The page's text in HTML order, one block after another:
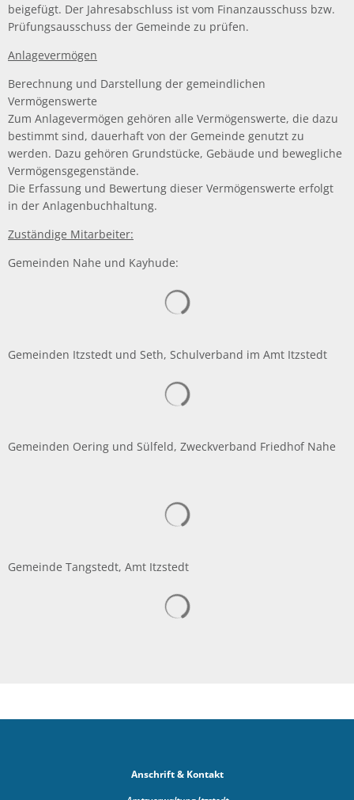
beigefügt. Der Jahresabschluss ist vom Finanzausschuss bzw.
Prüfungsausschuss der Gemeinde zu prüfen.
Anlagevermögen
Berechnung und Darstellung der gemeindlichen
Vermögenswerte
Zum Anlagevermögen gehören alle Vermögenswerte, die dazu
bestimmt sind, dauerhaft von der Gemeinde genutzt zu
werden. Dazu gehören Grundstücke, Gebäude und bewegliche
Vermögensgegenstände.
Die Erfassung und Bewertung dieser Vermögenswerte erfolgt
in der Anlagenbuchhaltung.
Zuständige Mitarbeiter:
Gemeinden Nahe und Kayhude:
Gemeinden Itzstedt und Seth, Schulverband im Amt Itzstedt
Gemeinden Oering und Sülfeld, Zweckverband Friedhof Nahe
Gemeinde Tangstedt, Amt Itzstedt
Anschrift & Kontakt